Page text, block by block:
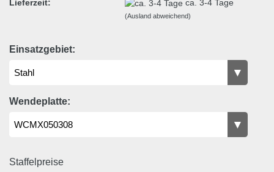
Lieferzeit:
ca. 3-4 Tage
(Ausland abweichend)
Einsatzgebiet:
Wendeplatte:
Staffelpreise